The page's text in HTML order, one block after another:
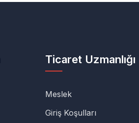
Ticaret Uzmanlığı
Meslek
Giriş Koşulları